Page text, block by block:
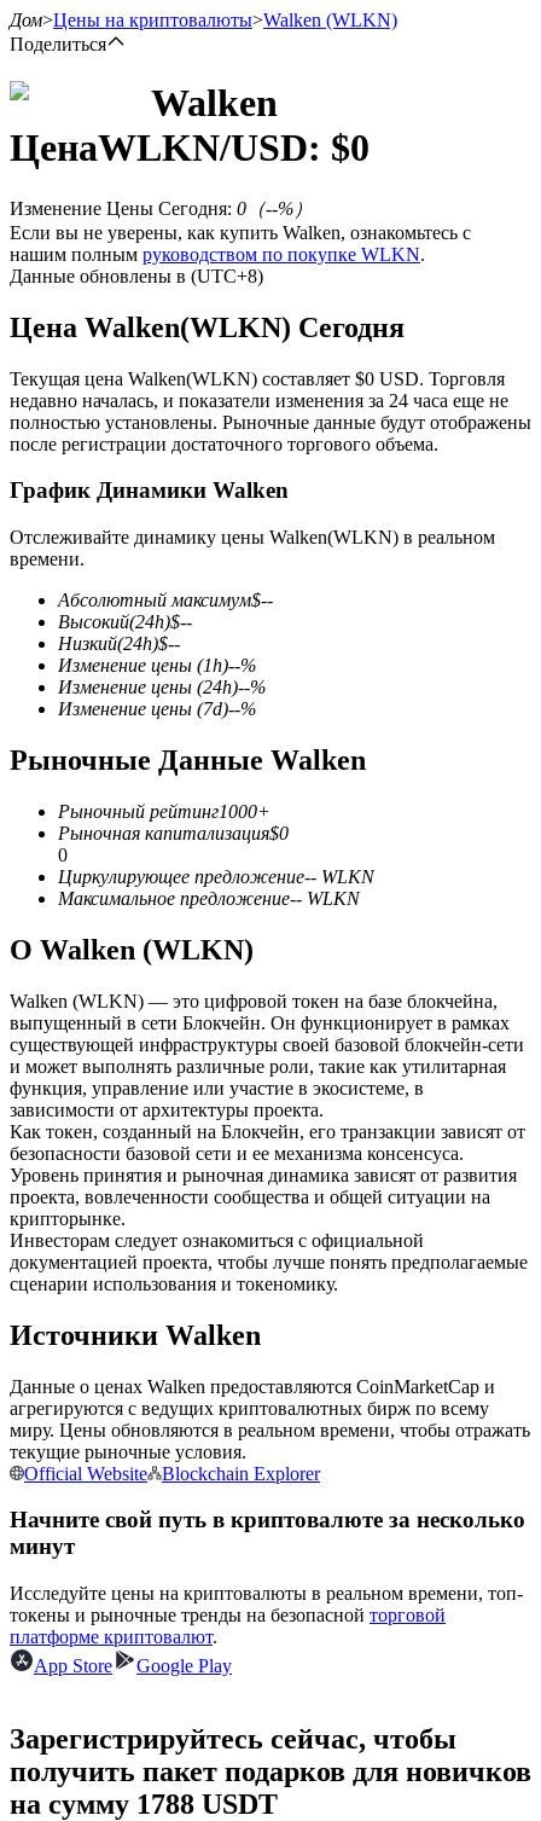
Фьючерсы
USDT-фьючерсы
Фьючерсы с использованием USDT в качестве
обеспечения
Фьючерсы на COIN-M
TradFi
Деривативы на акции, форекс, драгоценные металлы и
сырьевые товары
USDC фьючерсы
Фьючерсы с использованием USDC в качестве
обеспечения
Копирование торговли
Присоединяйтесь к лучшим трейдерам
Станьте копи-трейдером
Наслаждайтесь распределением прибыли и комиссиями
за копи-трейдинг
Дом>Цены на криптовалюты>Walken (WLKN)
Поделиться
Walken
ЦенаWLKN/USD: $0
Изменение Цены Сегодня: 0 （--%）
Если вы не уверены, как купить Walken, ознакомьтесь с
нашим полным руководством по покупке WLKN.
Данные обновлены в (UTC+8)
Цена Walken(WLKN) Сегодня
Текущая цена Walken(WLKN) составляет $0 USD. Торговля
недавно началась, и показатели изменения за 24 часа еще не
полностью установлены. Рыночные данные будут отображены
после регистрации достаточного торгового объема.
График Динамики Walken
Отслеживайте динамику цены Walken(WLKN) в реальном
времени.
Абсолютный максимум$--
Высокий(24h)$--
Низкий(24h)$--
Изменение цены (1h)--%
Изменение цены (24h)--%
Изменение цены (7d)--%
Рыночные Данные Walken
Рыночный рейтинг1000+
Рыночная капитализация$0
0
Циркулирующее предложение-- WLKN
Максимальное предложение-- WLKN
О Walken (WLKN)
Walken (WLKN) — это цифровой токен на базе блокчейна,
выпущенный в сети Блокчейн. Он функционирует в рамках
существующей инфраструктуры своей базовой блокчейн-сети
и может выполнять различные роли, такие как утилитарная
функция, управление или участие в экосистеме, в
зависимости от архитектуры проекта.
Как токен, созданный на Блокчейн, его транзакции зависят от
безопасности базовой сети и ее механизма консенсуса.
Уровень принятия и рыночная динамика зависят от развития
проекта, вовлеченности сообщества и общей ситуации на
крипторынке.
Инвесторам следует ознакомиться с официальной
документацией проекта, чтобы лучше понять предполагаемые
сценарии использования и токеномику.
Источники Walken
Данные о ценах Walken предоставляются CoinMarketCap и
агрегируются с ведущих криптовалютных бирж по всему
миру. Цены обновляются в реальном времени, чтобы отражать
текущие рыночные условия.
Official Website
Blockchain Explorer
Начните свой путь в криптовалюте за несколько
минут
Исследуйте цены на криптовалюты в реальном времени, топ-
токены и рыночные тренды на безопасной торговой
платформе криптовалют.
App Store
Google Play
Зарегистрируйтесь сейчас, чтобы
получить пакет подарков для новичков
на сумму 1788 USDT